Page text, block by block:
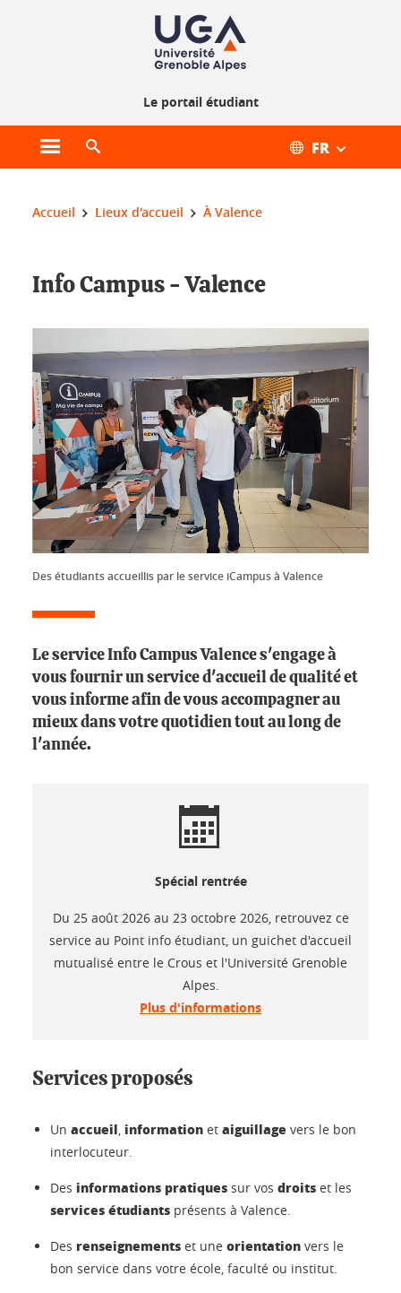
Le portail étudiant
Ouvrir le menu principal FR
Vous êtes ici :
Accueil Lieux d'accueil À Valence
Info Campus - Valence
Des étudiants accueillis par le service iCampus à Valence
Le service Info Campus Valence s'engage à
vous fournir un service d'accueil de qualité et
vous informe afin de vous accompagner au
mieux dans votre quotidien tout au long de
l'année.
Spécial rentrée
Du 25 août 2026 au 23 octobre 2026, retrouvez ce
service au Point info étudiant, un guichet d'accueil
mutualisé entre le Crous et l'Université Grenoble
Alpes.
Plus d'informations
Services proposés
Un accueil information et aiguillage vers le bon
interlocuteur.
Des informations pratiques sur vos droits et les
services étudiants présents à Valence.
Des renseignements et une orientation vers le
bon service dans votre école, faculté ou institut.